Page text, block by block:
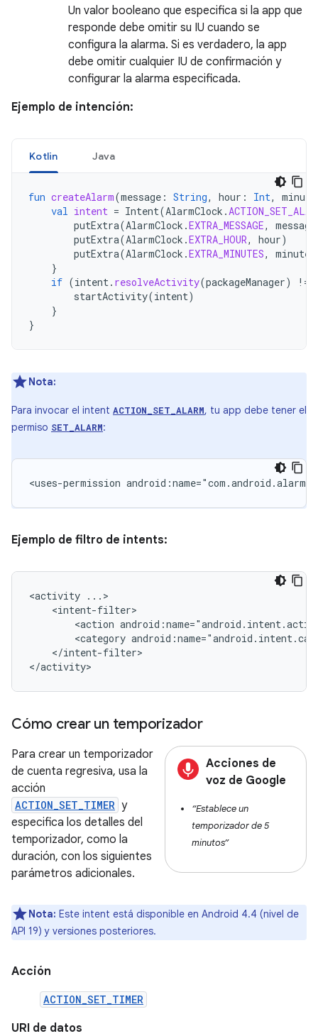
Un valor booleano que especifica si la app que
responde debe omitir su IU cuando se
configura la alarma. Si es verdadero, la app
debe omitir cualquier IU de confirmación y
configurar la alarma especificada.
Ejemplo de intención:
Kotlin Java
fun createAlarm(message : String, hour : Int,
val intent = Intent(AlarmClock .
putExtra(AlarmClock .EXTRA_MESSAGE, message
putExtra(AlarmClock .EXTRA_HOUR, hour)
putExtra(AlarmClock .EXTRA_MINUTES, minutes
}
if (intent. resolveActivity(packageManager) !=
startActivity(intent)
}
}
Nota:
Para invocar el intent ACTION_SET_ALARM, tu app debe tener el
permiso SET_ALARM:
<uses-permission
Ejemplo de filtro de intents:
<activity
<action
<category
</intent-filter>
</activity>
Cómo crear un temporizador
Acciones de
voz de Google
“Establece un
temporizador de 5
minutos”
Para crear un temporizador
de cuenta regresiva, usa la
acción
ACTION_SET_TIMER y
especifica los detalles del
temporizador, como la
duración, con los siguientes
parámetros adicionales.
Nota: Este intent está disponible en Android 4.4 (nivel de
API 19) y versiones posteriores.
Acción
ACTION_SET_TIMER
URI de datos